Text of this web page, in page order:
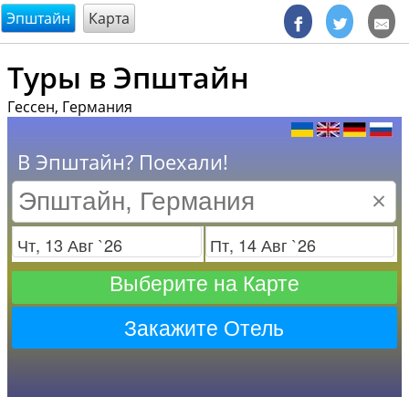
@endsectiom
Эпштайн Карта
Туры в Эпштайн
Гессен, Германия
В Эпштайн? Поехали!
×
Заезд Отъезд
Выберите на Карте
Закажите Отель